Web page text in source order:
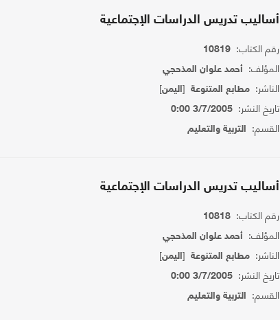
أساليب تدريس الدراسات الإجتماعية
رقم الكتاب: 10819
المؤلف: أحمد علوان المذحجي
الناشر: مطابع المتنوعة[اليمن]
تاريخ النشر: 3/7/2005 0:00
القسم: التربية والتعليم
أساليب تدريس الدراسات الإجتماعية
رقم الكتاب: 10818
المؤلف: أحمد علوان المذحجي
الناشر: مطابع المتنوعة[اليمن]
تاريخ النشر: 3/7/2005 0:00
القسم: التربية والتعليم